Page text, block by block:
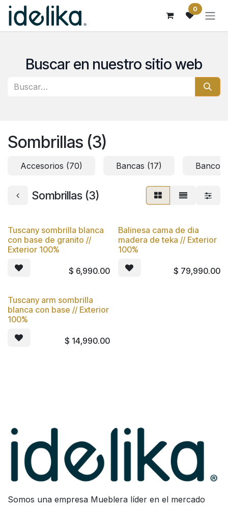
Ir al contenido 0
Buscar en nuestro sitio web
Sombrillas (3)
Accesorios (70) Bancas (17) Bancos
Sombrillas (3)
Tuscany sombrilla blanca
con base de granito //
Exterior 100%
$ 6,990.00
Balinesa cama de dia
madera de teka // Exterior
100%
$ 79,990.00
Tuscany arm sombrilla
blanca con base // Exterior
100%
$ 14,990.00
Somos una empresa Mueblera líder en el mercado